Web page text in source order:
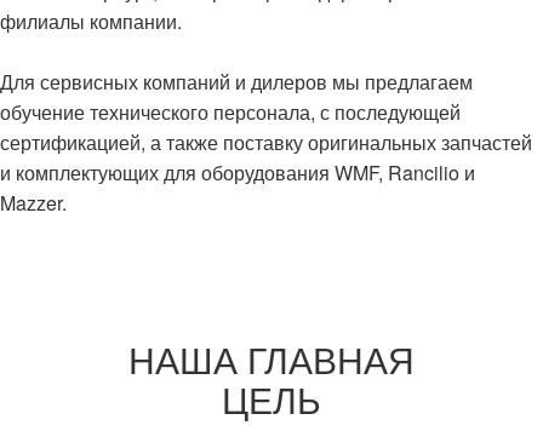
филиалы компании.
Для сервисных компаний и дилеров мы предлагаем
обучение технического персонала, с последующей
сертификацией, а также поставку оригинальных запчастей
и комплектующих для оборудования WMF, Rancilio и
Mazzer.
НАША ГЛАВНАЯ
ЦЕЛЬ